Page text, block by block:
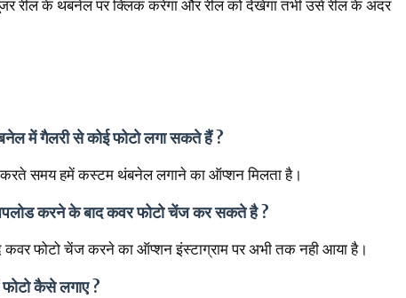
रील के थंबनेल पर क्लिक करेगा और रील को देखेगा तभी उसे रील के अंदर
में गैलरी से कोई फोटो लगा सकते हैं ?
करते समय हमें कस्टम थंबनेल लगाने का ऑप्शन मिलता है।
अपलोड करने के बाद कवर फोटो चेंज कर सकते है ?
कवर फोटो चेंज करने का ऑप्शन इंस्टाग्राम पर अभी तक नही आया है।
फोटो कैसे लगाए ?